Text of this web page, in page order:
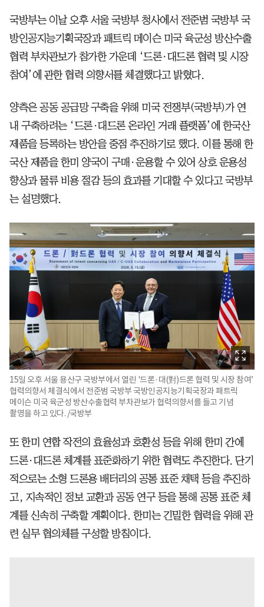
국방부는 이날 오후 서울 국방부 청사에서 전준범 국방부 국
방인공지능기획국장과 패트릭 메이슨 미국 육군성 방산수출
협력 부차관보가 참가한 가운데 ‘드론·대드론 협력 및 시장
참여’에 관한 협력 의향서를 체결했다고 밝혔다.
양측은 공동 공급망 구축을 위해 미국 전쟁부(국방부)가 연
내 구축하려는 ‘드론·대드론 온라인 거래 플랫폼’에 한국산
제품을 등록하는 방안을 중점 추진하기로 했다. 이를 통해 한
국산 제품을 한미 양국이 구매·운용할 수 있어 상호 운용성
향상과 물류 비용 절감 등의 효과를 기대할 수 있다고 국방부
는 설명했다.
15일 오후 서울 용산구 국방부에서 열린 '드론·대(對)드론 협력 및 시장 참여’
협력의향서 체결식에서 전준범 국방부 국방인공지능기획국장과 패트릭
메이슨 미국 육군성 방산수출협력 부차관보가 협력의향서를 들고 기념
촬영을 하고 있다. /국방부
또 한미 연합 작전의 효율성과 호환성 등을 위해 한미 간에
드론·대드론 체계를 표준화하기 위한 협력도 추진한다. 단기
적으로는 소형 드론용 배터리의 공통 표준 채택 등을 추진하
고, 지속적인 정보 교환과 공동 연구 등을 통해 공통 표준 체
계를 신속히 구축할 계획이다. 한미는 긴밀한 협력을 위해 관
련 실무 협의체를 구성할 방침이다.